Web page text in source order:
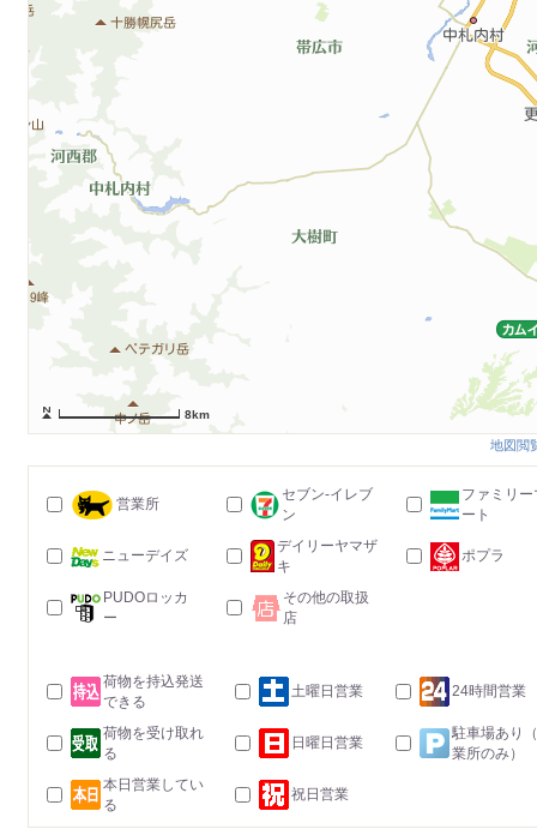
8km
地図閲
営業所
セブン-イレブ
ン
ファミリー
ート
ニューデイズ
デイリーヤマザ
キ
ポプラ
PUDOロッカ
ー
その他の取扱
店
荷物を持込発送
できる
土曜日営業 24時間営業
荷物を受け取れ
る
日曜日営業
駐車場あり
業所のみ）
本日営業してい
る
祝日営業